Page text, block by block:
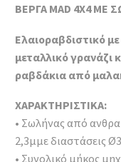
ΒΕΡΓΑ MAD 4X4
Ελαιοραβδιστικό
μεταλλικό γρανάζι
ραβδάκια από
ΧΑΡΑΚΤΗΡΙΣΤΙΚΑ:
• Σωλήνας από
2,3μμε διαστάσεις
• Συνολικό μήκος